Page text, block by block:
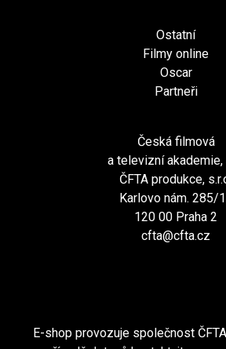
Ostatní
Filmy online
Oscar
Partneři
Česká filmová
a televizní akademie,
ČFTA produkce,
Karlovo nám. 285/
120 00 Praha 2
cfta@cfta.cz
E-shop provozuje společnost